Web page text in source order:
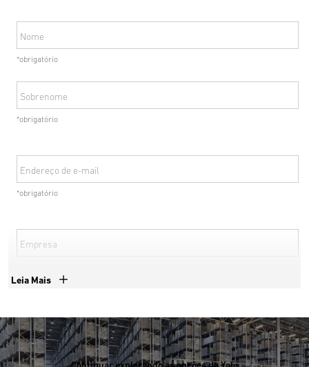
Nome
*obrigatório
Sobrenome
*obrigatório
Endereço de e-mail
*obrigatório
Empresa
*obrigatório
País
Leia Mais